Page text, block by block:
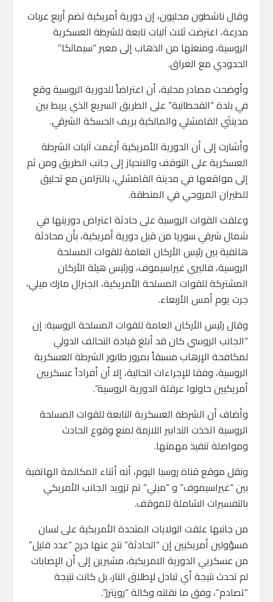
وقال ناشطون محليون، إن دورية أمريكية تضم أربع عربات
مدرعة، اعترضت ثلاث آليات تابعة للشرطة العسكرية
الروسية، ومنعتها من الذهاب إلى معبر “سيمالكا”
الحدودي مع العراق.
وأوضحت مصادر محلية، أن اعتراضاً للدورية الروسية وقع
في بلدة “القحطانية” على الطريق السريع الذي يربط بين
مدينتَي القامشلي والمالكية بريف الحسكة الشرقي.
وأشارت إلى أن الدورية الأمريكية أرغمت آليات الشرطة
العسكرية على التوقف والانحياز إلى جانب الطريق ومن ثم
إلى مواقعها في مدينة القامشلي، بالتزامن مع تحليق
للطيران المروحي في المنطقة.
وعلقت القوات الروسية على حادثة اعتراض دوريتها في
شمال شرقي سوريا من قبل دورية أمريكية، بأن محادثة
هاتفية بين رئيس الأركان العامة للقوات المسلحة
الروسية، فاليري غيراسيموف، ورئيس هيئة الأركان
المشتركة للقوات المسلحة الأمريكية، الجنرال مارك ميلي،
جرت يوم أمس الأربعاء.
وقال رئيس الأركان العامة للقوات المسلحة الروسية: إن
“الجانب الروسي كان قد أبلغ قيادة التحالف الدولي
لمكافحة الإرهاب مسبقاً بمرور طابور الشرطة العسكرية
الروسية، وفقا للإجراءات الحالية، إلا أن أفراداً عسكريين
أمريكيين حاولوا عرقلة الدورية الروسية”.
وأضاف أن الشرطة العسكرية التابعة للقوات المسلحة
الروسية اتخذت التدابير اللازمة لمنع وقوع الحادث
ومواصلة تنفيذ مهمتها.
ونقل موقع قناة روسيا اليوم، أنه أثناء المكالمة الهاتفية
بين “غيراسيموف” و “ميلي” تم تزويد الجانب الأمريكي
بالتفسيرات الشاملة للموقف.
من جانبها علقت الولايات المتحدة الأمريكية على لسان
مسؤولين أمريكيين إن “الحادثة” نتج عنها جرح “عدد قليل”
من عسكريي الدورية الامريكية، مشيرين إلى أن الإصابات
لم تحدث نتيجة أي تبادل لإطلاق النار، بل كانت نتيجة
“تصادم”، وفق ما نقلته وكالة “رويترز”.